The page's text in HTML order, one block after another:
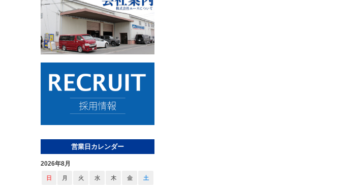
営業日カレンダー
2026年8月
日 月 火 水 木 金 土